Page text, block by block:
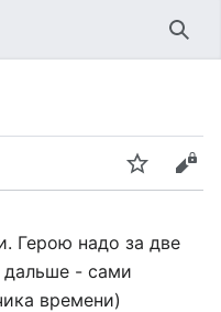
Следить
Герою надо за две
дальше - сами
времени)